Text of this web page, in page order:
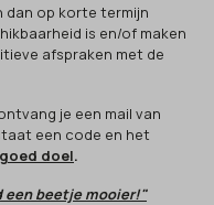
dan op korte termijn
is en/of maken
afspraken met de
je een mail van
een code en het
doel.
een beetje mooier!"